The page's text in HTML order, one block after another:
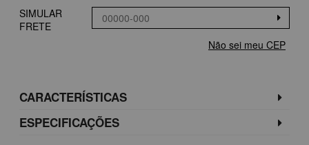
SIMULAR
FRETE
Não sei meu CEP
CARACTERÍSTICAS
ESPECIFICAÇÕES